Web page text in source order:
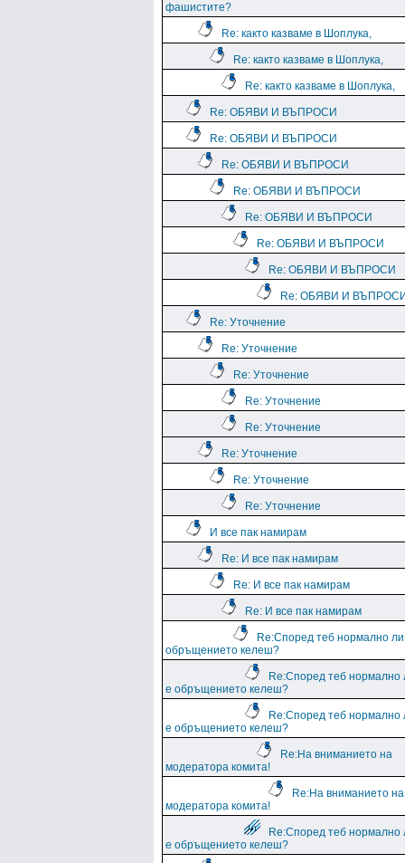
фашистите?
Re: както казваме в Шоплука,
Re: както казваме в Шоплука,
Re: както казваме в Шоплука,
Re: ОБЯВИ И ВЪПРОСИ
Re: ОБЯВИ И ВЪПРОСИ
Re: ОБЯВИ И ВЪПРОСИ
Re: ОБЯВИ И ВЪПРОСИ
Re: ОБЯВИ И ВЪПРОСИ
Re: ОБЯВИ И ВЪПРОСИ
Re: ОБЯВИ И ВЪПРОСИ
Re: ОБЯВИ И
Re: Уточнение
Re: Уточнение
Re: Уточнение
Re: Уточнение
Re: Уточнение
Re: Уточнение
Re: Уточнение
Re: Уточнение
И все пак намирам
Re: И все пак намирам
Re: И все пак намирам
Re: И все пак намирам
Re:Според теб нормално
обръщението келеш?
Re:Според теб нормално
е обръщението келеш?
Re:Според теб нормално
е обръщението келеш?
Re:На вниманието на
модератора комита!
Re:На вниманието на
модератора комита!
Re:Според теб нормално
е обръщението келеш?